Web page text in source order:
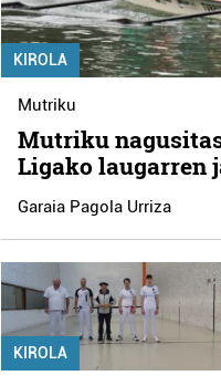
KIROLA
Mutriku
Mutriku
Ligako laugarren
Garaia Pagola Urriza
KIROLA